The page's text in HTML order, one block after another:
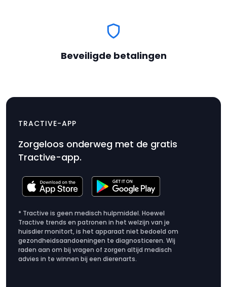
Beveiligde betalingen
(CAT 4/LTE)
Productprijs
$7.99
TRACTIVE-APP
Zorgeloos onderweg met de gratis
Tractive-app.
* Tractive is geen medisch hulpmiddel. Hoewel
Tractive trends en patronen in het welzijn van je
huisdier monitort, is het apparaat niet bedoeld om
gezondheidsaandoeningen te diagnosticeren. Wij
raden aan om bij vragen of zorgen altijd medisch
advies in te winnen bij een dierenarts.